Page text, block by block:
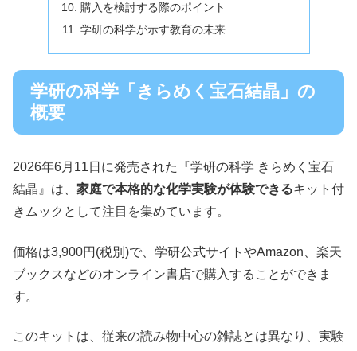
購入を検討する際のポイント
学研の科学が示す教育の未来
学研の科学「きらめく宝石結晶」の
概要
2026年6月11日に発売された『学研の科学 きらめく宝石
結晶』は、 家庭で本格的な化学実験が体験できるキット付
きムックとして注目を集めています。
価格は3,900円(税別)で、学研公式サイトやAmazon、楽天
ブックスなどのオンライン書店で購入することができま
す。
このキットは、従来の読み物中心の雑誌とは異なり、実験